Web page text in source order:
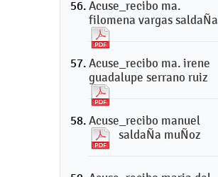
Acuse_recibo ma.
filomena vargas saldaÑa
Acuse_recibo ma. irene
guadalupe serrano ruiz
Acuse_recibo manuel
saldaÑa muÑoz